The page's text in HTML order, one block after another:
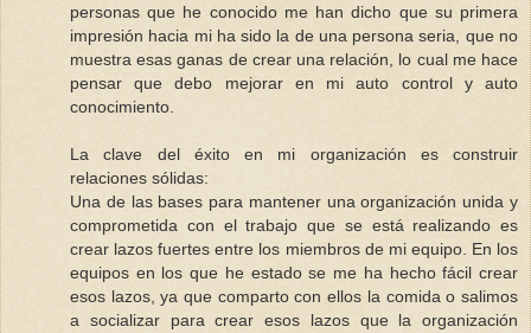
personas que he conocido me han dicho que su primera
impresión hacia mi ha sido la de una persona seria, que no
muestra esas ganas de crear una relación, lo cual me hace
pensar que debo mejorar en mi auto control y auto
conocimiento.
La clave del éxito en mi organización es construir
relaciones sólidas:
Una de las bases para mantener una organización unida y
comprometida con el trabajo que se está realizando es
crear lazos fuertes entre los miembros de mi equipo. En los
equipos en los que he estado se me ha hecho fácil crear
esos lazos, ya que comparto con ellos la comida o salimos
a socializar para crear esos lazos que la organización